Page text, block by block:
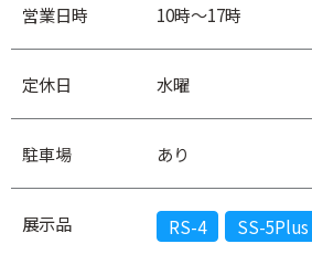
営業日時 10時～17時
定休日 水曜
駐車場 あり
展示品 RS-4 SS-5Plus